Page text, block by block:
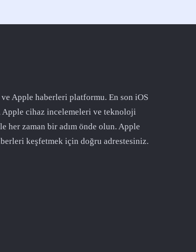
Apple haberleri platformu. En son iOS
cihaz incelemeleri ve teknoloji
her zaman bir adım önde olun. Apple
keşfetmek için doğru adrestesiniz.